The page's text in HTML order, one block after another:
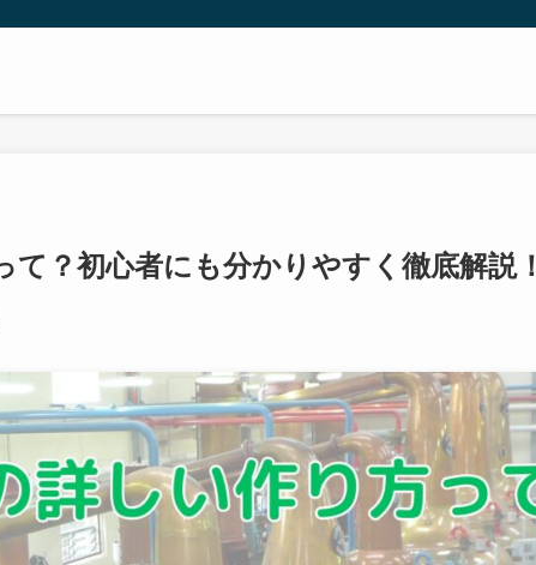
て？初心者にも分かりやすく徹底解説！